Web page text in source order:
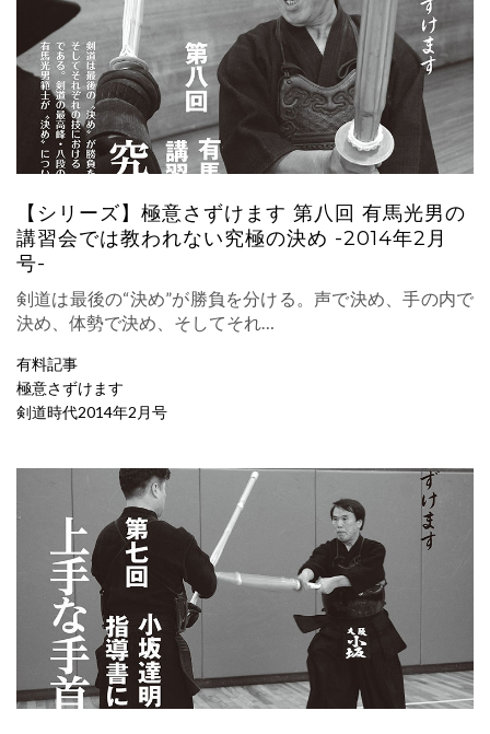
【シリーズ】極意さずけます 第八回 有馬光男の
講習会では教われない究極の決め -2014年2月
号-
剣道は最後の“決め”が勝負を分ける。声で決め、手の内で
決め、体勢で決め、そしてそれ…
有料記事
極意さずけます
剣道時代2014年2月号